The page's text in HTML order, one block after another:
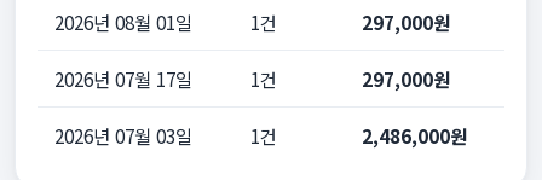
2026년 08월 01일 1건 297,000원
2026년 07월 17일 1건 297,000원
2026년 07월 03일 1건 2,486,000원